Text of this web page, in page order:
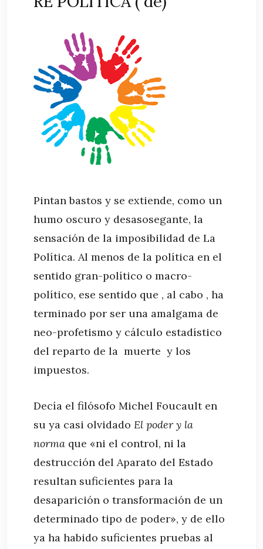
Pintan bastos y se extiende, como un
humo oscuro y desasosegante, la
sensación de la imposibilidad de La
Política. Al menos de la política en el
sentido gran-político o macro-
político, ese sentido que , al cabo , ha
terminado por ser una amalgama de
neo-profetismo y cálculo estadístico
del reparto de la muerte y los
impuestos.
Decía el filósofo Michel Foucault en
su ya casi olvidado El poder y la
norma que «ni el control, ni la
destrucción del Aparato del Estado
resultan suficientes para la
desaparición o transformación de un
determinado tipo de poder», y de ello
ya ha habido suficientes pruebas al